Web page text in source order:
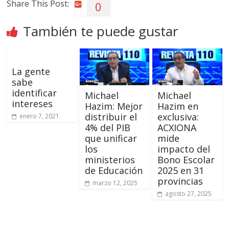
Share This Post: 0
También te puede gustar
La gente
sabe
identificar
intereses
enero 7, 2021
Michael
Hazim: Mejor
distribuir el
4% del PIB
que unificar
los
ministerios
de Educación
marzo 12, 2025
Michael
Hazim en
exclusiva:
ACXIONA
mide
impacto del
Bono Escolar
2025 en 31
provincias
agosto 27, 2025